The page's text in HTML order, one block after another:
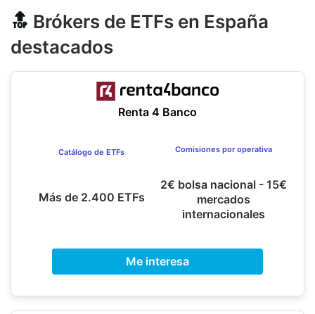
🔝 Brókers de ETFs en España
destacados
Renta 4 Banco
Catálogo de ETFs
Más de 2.400 ETFs
Comisiones por operativa
2€ bolsa nacional - 15€
mercados
internacionales
Me interesa